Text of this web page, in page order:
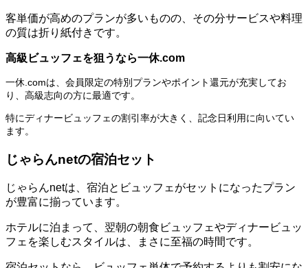
客単価が高めのプランが多いものの、その分サービスや料理
の質は折り紙付きです。
高級ビュッフェを狙うなら一休.com
一休.comは、会員限定の特別プランやポイント還元が充実してお
り、高級志向の方に最適です。
特にディナービュッフェの割引率が大きく、記念日利用に向いてい
ます。
じゃらんnetの宿泊セット
じゃらんnetは、宿泊とビュッフェがセットになったプラン
が豊富に揃っています。
ホテルに泊まって、翌朝の朝食ビュッフェやディナービュッ
フェを楽しむスタイルは、まさに至福の時間です。